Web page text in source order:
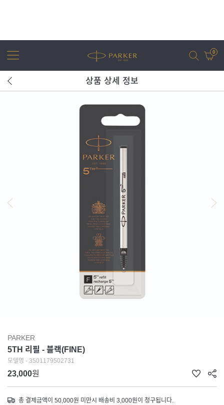
0
아이엠
상품 상세 정보
PARKER
5TH 리필 - 블랙(FINE)
모델명 - 3501179502731
23,000원
총 결제금액이 50,000원 미만시 배송비 3,000원이 청구됩니다.